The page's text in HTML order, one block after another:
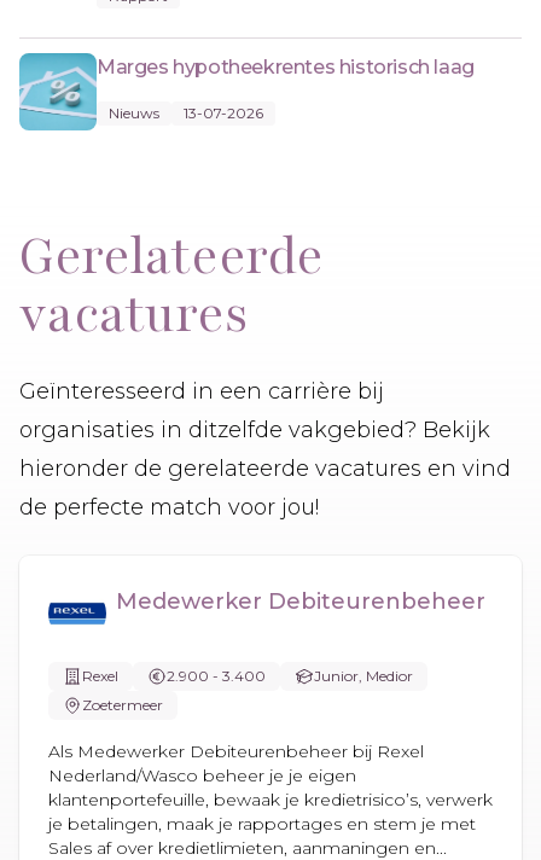
Marges hypotheekrentes historisch laag
Nieuws 13-07-2026
Gerelateerde
vacatures
Geïnteresseerd in een carrière bij
organisaties in ditzelfde vakgebied? Bekijk
hieronder de gerelateerde vacatures en vind
de perfecte match voor jou!
Medewerker Debiteurenbeheer
Rexel 2.900 - 3.400
Junior, Medior
Zoetermeer
Als Medewerker Debiteurenbeheer bij Rexel
Nederland/Wasco beheer je je eigen
klantenportefeuille, bewaak je kredietrisico’s, verwerk
je betalingen, maak je rapportages en stem je met
Sales af over kredietlimieten, aanmaningen en...